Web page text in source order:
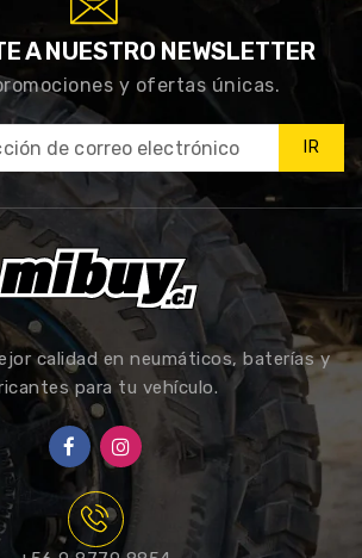
A NUESTRO NEWSLETTER
y ofertas únicas.
IR
calidad en neumáticos, baterías y
para tu vehículo.